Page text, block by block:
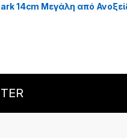
14cm Μεγάλη από